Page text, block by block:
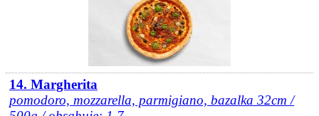
14. Margherita
pomodoro, mozzarella, parmigiano, bazalka 32cm /